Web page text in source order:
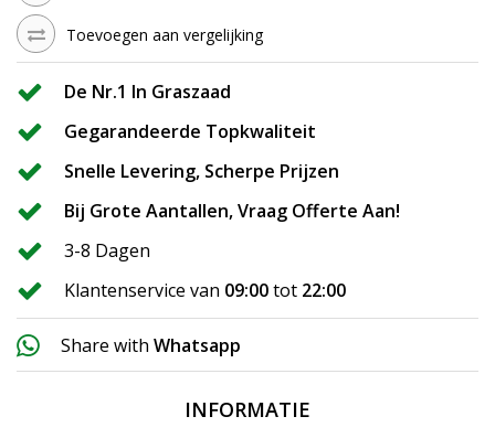
Toevoegen aan vergelijking
De Nr.1 In Graszaad
Gegarandeerde Topkwaliteit
Snelle Levering, Scherpe Prijzen
Bij Grote Aantallen, Vraag Offerte Aan!
3-8 Dagen
Klantenservice van 09:00tot 22:00
Share with Whatsapp
INFORMATIE